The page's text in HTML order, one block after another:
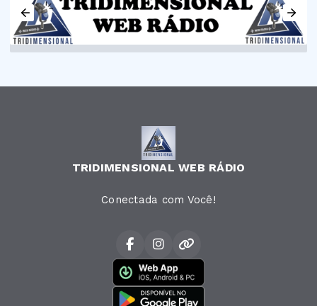
TRIDIMENSIONAL WEB RÁDIO
Conectada com Você!